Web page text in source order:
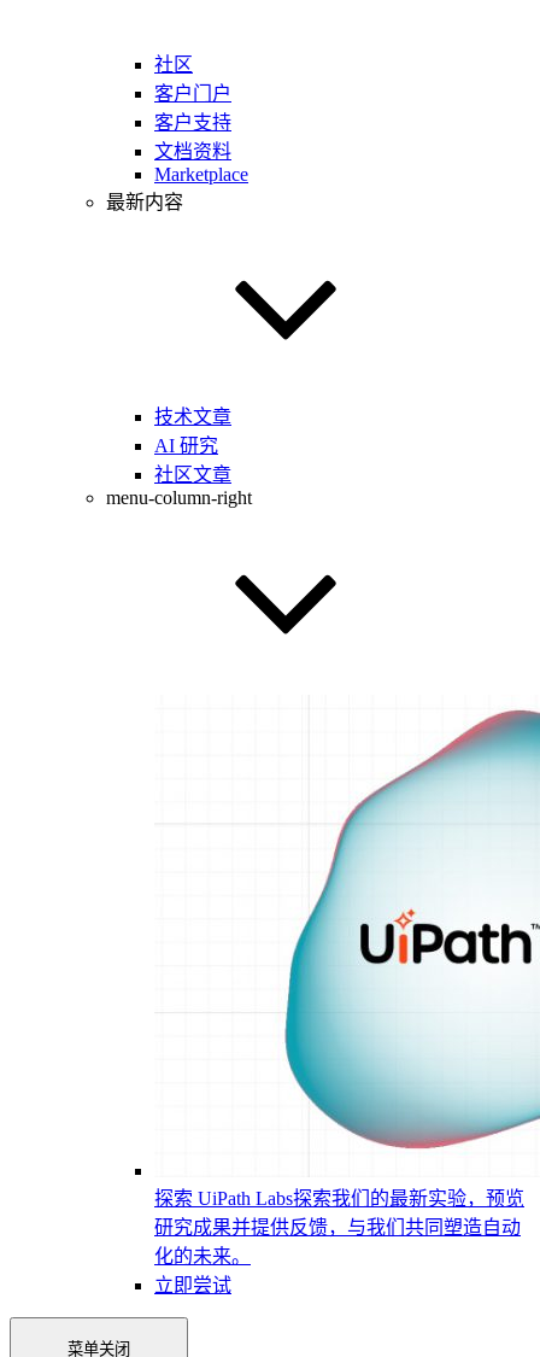
社区
客户门户
客户支持
文档资料
Marketplace
最新内容
技术文章
AI 研究
社区文章
menu-column-right
探索 UiPath Labs探索我们的最新实验，预览
研究成果并提供反馈，与我们共同塑造自动
化的未来。
立即尝试
菜单关闭